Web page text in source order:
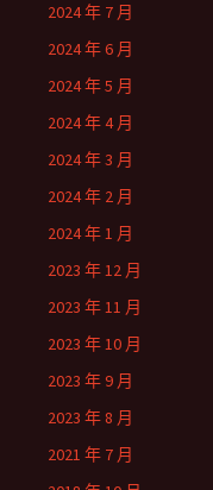
2024 年 7 月
2024 年 6 月
2024 年 5 月
2024 年 4 月
2024 年 3 月
2024 年 2 月
2024 年 1 月
2023 年 12 月
2023 年 11 月
2023 年 10 月
2023 年 9 月
2023 年 8 月
2021 年 7 月